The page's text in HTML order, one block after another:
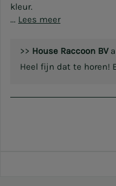
kleur.
... Lees meer
>> House Raccoon BV
Heel fijn dat te horen!